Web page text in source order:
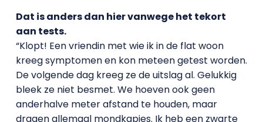
Dat is anders dan hier vanwege het tekort
aan tests.
“Klopt! Een vriendin met wie ik in de flat woon
kreeg symptomen en kon meteen getest worden.
De volgende dag kreeg ze de uitslag al. Gelukkig
bleek ze niet besmet. We hoeven ook geen
anderhalve meter afstand te houden, maar
dragen allemaal mondkapjes. Ik heb een zwarte